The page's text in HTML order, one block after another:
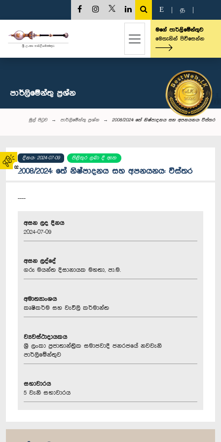
02
E த
මගේ පාර්ලිමේන්තුව
මෙතැනින් පිවිසෙන්න
පාර්ලි‌මේන්තු‌ ප්‍රශ්න
මුල් පිටුව පාර්ලි‌මේන්තු‌ ප්‍රශ්න 2008/2024: තේ නිෂ්පාදනය සහ අපනයනය: විස්තර
දිනය: 2024-07-09 පිළිතුර ලබා දී ඇත
2008/2024: තේ නිෂ්පාදනය සහ අපනයනය: විස්තර
----
අසන ලද දිනය
2024-07-09
අසන ලද්දේ
ගරු මයන්ත දිසානායක මහතා, පා.ම.
අමාත්‍යාංශය
කෘෂිකර්ම සහ වැවිලි කර්මාන්ත
ව්‍යවස්ථාදායකය
ශ්‍රී ලංකා ප්‍රජාතාන්ත්‍රික සමාජවාදී ජනරජයේ නවවැනි
පාර්ලිමේන්තුව
සභාවාරය
5 වැනි සභාවාරය